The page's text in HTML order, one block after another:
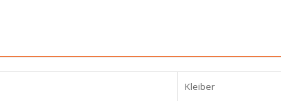
Kleiber